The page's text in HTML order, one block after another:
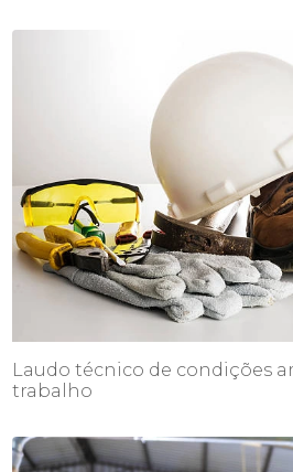
Laudo técnico de condições
trabalho